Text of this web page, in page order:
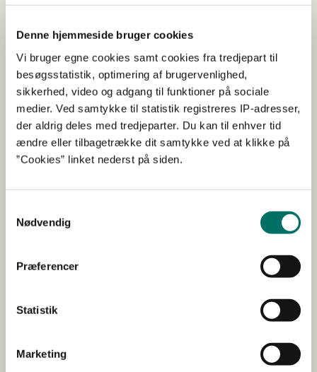
Denne hjemmeside bruger cookies
Vi bruger egne cookies samt cookies fra tredjepart til
besøgsstatistik, optimering af brugervenlighed,
sikkerhed, video og adgang til funktioner på sociale
medier. Ved samtykke til statistik registreres IP-adresser,
der aldrig deles med tredjeparter. Du kan til enhver tid
ændre eller tilbagetrække dit samtykke ved at klikke på
”Cookies” linket nederst på siden.
Nødvendig
Præferencer
Statistik
Marketing
fiskeriregulering påLandbrugs- og
Danmarks Havstrategi
EU’s Havstrategidirektiv er et rammedirektiv, som i
Danmark er udmøntet i Havstrategiloven.
Havstrategidirektivets formål er at fastholde eller
etablere god miljøtilstand i alle europæiske havområder.
Som en del af beskyttelsen af havet udpeges
opretholde god miljøtilstand i havet.
med at indføre den nødvendige fiskeriregulering i
Du kan læse mere om Danmarks Havstrategi på
Fiskeristyrelsens